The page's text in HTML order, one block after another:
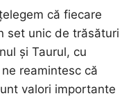
că fiecare
set unic de trăsături
și Taurul, cu
reamintesc că
valori importante